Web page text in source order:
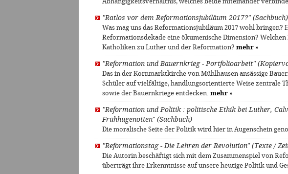
"Ratlos vor dem Reformationsjubiläum 2017?" (Sachbuch)
Was mag uns das Reformationsjubiläum 2017 wohl bringen?
Reformationsdekade eine ökumenische Dimension? Welchen
Katholiken zu Luther und der Reformation? mehr »
"Reformation und Bauernkrieg - Portfolioarbeit"
Das in der Kornmarktkirche von Mühlhausen ansässige
Schüler auf vielfältige, handlungsorientierte Weise zentrale
sowie der Bauernkriege entdecken. mehr »
"Reformation und Politik : politische Ethik bei Luther,
Frühhugenotten" (Sachbuch)
Die moralische Seite der Politik wird hier in Augenschein
"Reformationstag - Die Lehren der Revolution" (Texte /
Die Autorin beschäftigt sich mit dem Zusammenspiel von
überträgt ihre Erkenntnisse auf unsere heutige Politik und